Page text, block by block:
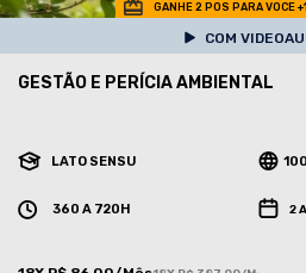
GANHE 2 POS PARA VOCE
COM
GESTÃO E PERÍCIA AMBIENTAL
LATO SENSU
360 A 720H 2